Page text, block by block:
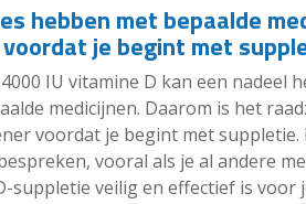
hebben met bepaalde
je begint met
IU vitamine D kan een nadeel
medicijnen. Daarom is het
voordat je begint met suppletie.
vooral als je al andere
suppletie veilig en effectief is